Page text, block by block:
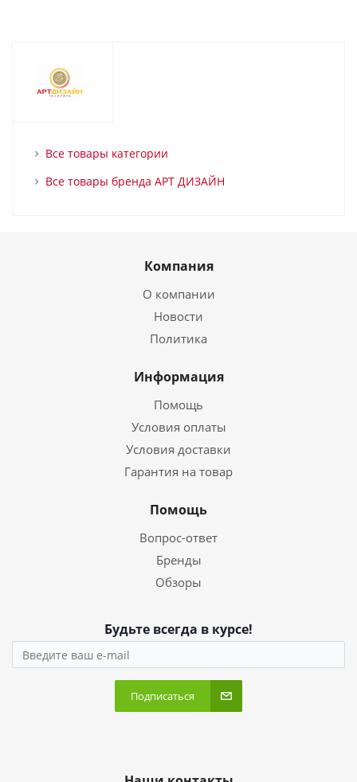
Все товары категории
Все товары бренда АРТ ДИЗАЙН
Компания
О компании
Новости
Политика
Информация
Помощь
Условия оплаты
Условия доставки
Гарантия на товар
Помощь
Вопрос-ответ
Бренды
Обзоры
Будьте всегда в курсе!
Подписаться